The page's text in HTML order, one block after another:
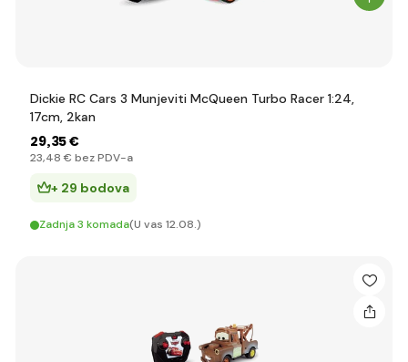
Dickie RC Cars 3 Munjeviti McQueen Turbo Racer 1:24,
17cm, 2kan
29,35 €
23,48 € bez PDV-a
+ 29 bodova
Zadnja 3 komada(U vas 12.08.)